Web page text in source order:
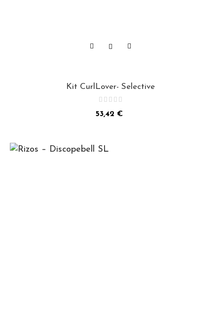
Kit CurlLover- Selective
Precio
53,42 €